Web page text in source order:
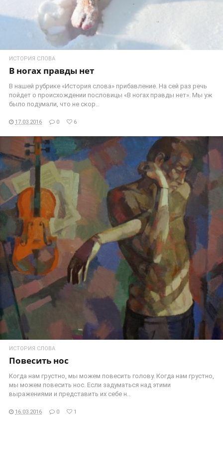
ИСТОРИЯ СЛОВА
В ногах правды нет
В нашей рубрике «История слова» прибавление. На сей раз речь
пойдет о происхождении пословицы «В ногах правды нет». Мы уж
было подумали, что не скор..
17.03.2016 0 6
ЧИТАТЬ ДАЛЕЕ
ИСТОРИЯ СЛОВА
Повесить нос
Когда нам грустно, мы можем повесить голову. Когда нам грустно,
мы можем повесить нос. Если задуматься над этими
выражениями и представить их себе н..
16.03.2016 0 1